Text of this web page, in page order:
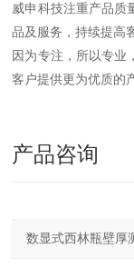
威申科技注重产品质
品及服务，持续提高
因为专注，所以专业
客户提供更为优质的
产品咨询